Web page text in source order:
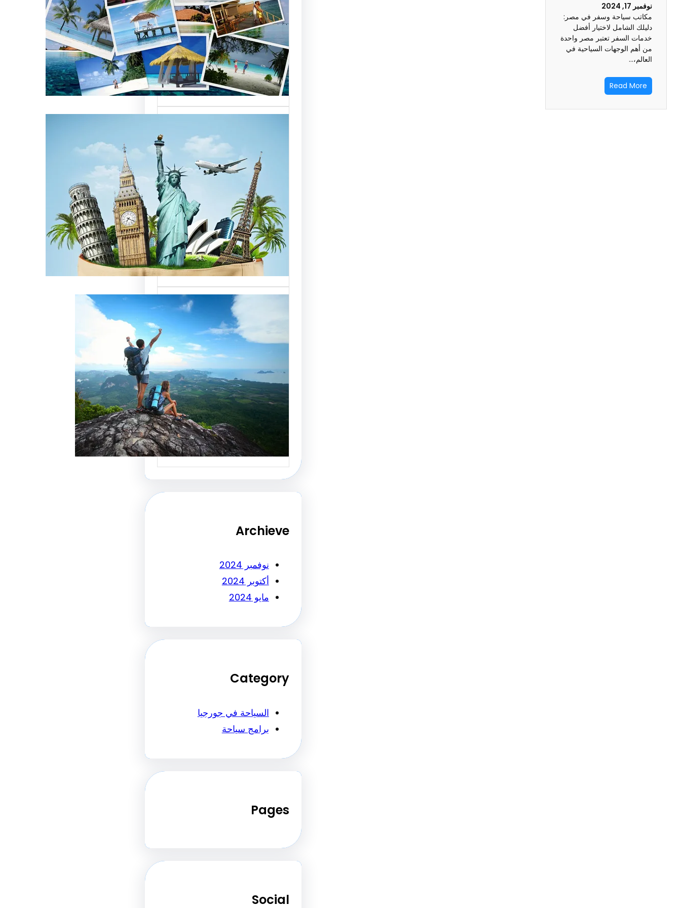
نوفمبر 17, 2024
مكاتب سياحة وسفر في مصر:
دليلك الشامل لاختيار أفضل
خدمات السفر تعتبر مصر واحدة
من أهم الوجهات السياحية في
العالم،…
Read More
السياحة العالمية على
السوق
أسماء شركات السياحة
العالمية تعتبر من العناصر
الأساسية التي تؤثر…
تقدم شركات السياحة
بمصر خدمات متميزة
للسائحين الوافدين
شركات السياحة بمصر تقدم
خدمات متميزة للسائحين
الوافدين، حيث تعتبر…
تحسين خدمات رقم شركة
سياحة: أفضل الطرق
لجذب الزبائن وتحقيق
النجاح
رقم شركة سياحة هو عامل
أساسي لجذب الزبائن وتحقيق
النجاح…
Archieve
نوفمبر 2024
أكتوبر 2024
مايو 2024
Category
السياحة في جورجيا
برامج سياحة
Pages
Social